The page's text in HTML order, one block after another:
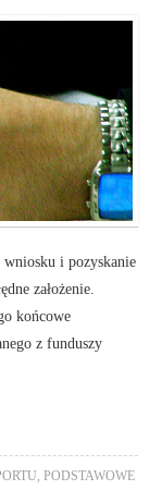
wniosku i pozyskanie
założenie.
końcowe
z funduszy
PODSTAWOWE